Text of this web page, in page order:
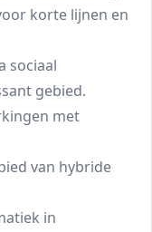
korte lijnen en
sociaal
gebied.
met
van hybride
in